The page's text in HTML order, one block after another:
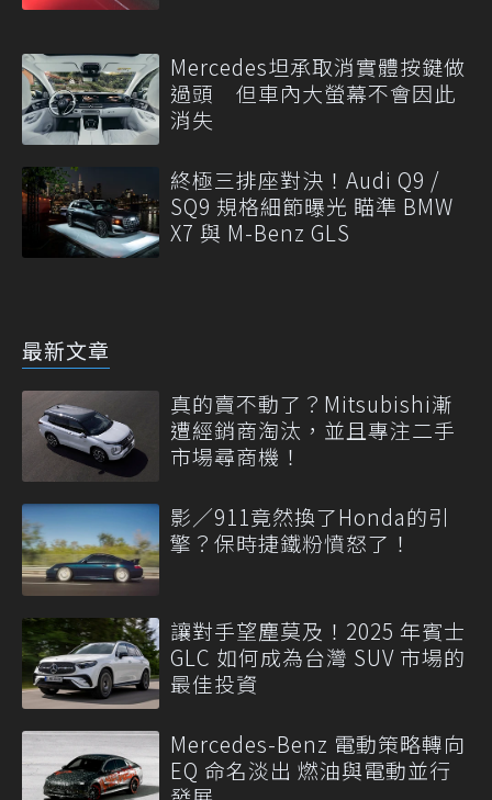
Mercedes坦承取消實體按鍵做
過頭 但車內大螢幕不會因此
消失
終極三排座對決！Audi Q9 /
SQ9 規格細節曝光 瞄準 BMW
X7 與 M-Benz GLS
最新文章
真的賣不動了？Mitsubishi漸
遭經銷商淘汰，並且專注二手
市場尋商機！
影／911竟然換了Honda的引
擎？保時捷鐵粉憤怒了！
讓對手望塵莫及！2025 年賓士
GLC 如何成為台灣 SUV 市場的
最佳投資
Mercedes-Benz 電動策略轉向
EQ 命名淡出 燃油與電動並行